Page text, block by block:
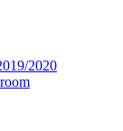
2020